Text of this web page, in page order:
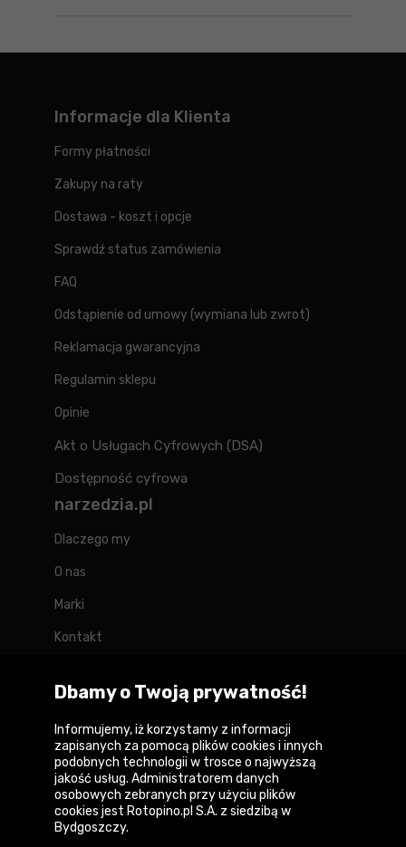
Informacje dla Klienta
Formy płatności
Zakupy na raty
Dostawa - koszt i opcje
Sprawdź status zamówienia
FAQ
Odstąpienie od umowy (wymiana lub zwrot)
Reklamacja gwarancyjna
Regulamin sklepu
Opinie
Akt o Usługach Cyfrowych (DSA)
Dostępność cyfrowa
narzedzia.pl
Dlaczego my
O nas
Marki
Kontakt
Forum
Copyright © 2026
Polityka prywatności i zasady korzystania z
serwisu
Dbamy o Twoją prywatność!
Informujemy, iż korzystamy z informacji
zapisanych za pomocą plików cookies i innych
podobnych technologii w trosce o najwyższą
jakość usług. Administratorem danych
osobowych zebranych przy użyciu plików
cookies jest Rotopino.pl S.A. z siedzibą w
Bydgoszczy.